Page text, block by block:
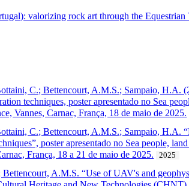
valorizing rock art through the
C.; Bettencourt, A.M.S.; Sampaio, H.A.
techniques, poster apresentado no Sea
Vannes, Carnac, França, 18 de maio de 2025.
C.; Bettencourt, A.M.S.; Sampaio, H.A.
poster apresentado no Sea people,
França, 18 a 21 de maio de 2025.
2025
A.M.S. “Use of UAV's and